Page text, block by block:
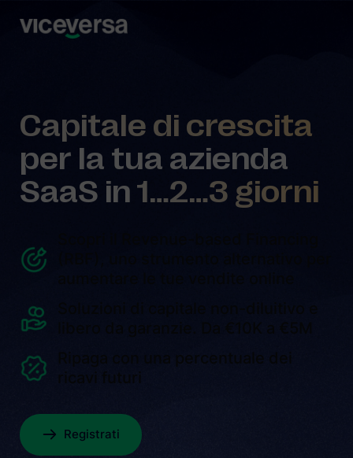
Capitale di crescita
per la tua azienda
SaaS in 1…2…3 giorni
Registrati